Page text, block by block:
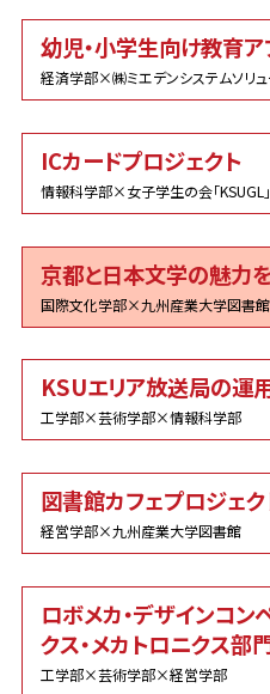
幼児・小学生向け教育
経済学部×㈱ミエデンシステムソリュ
ICカードプロジェクト
情報科学部×女子学生の会「
京都と日本文学の魅力
国際文化学部×九州産業大学図書館
KSUエリア放送局の運
工学部×芸術学部×情報科学部
図書館カフェプロジェク
経営学部×九州産業大学図書館
ロボメカ・デザインコン
クス・メカトロニクス部
工学部×芸術学部×経営学部